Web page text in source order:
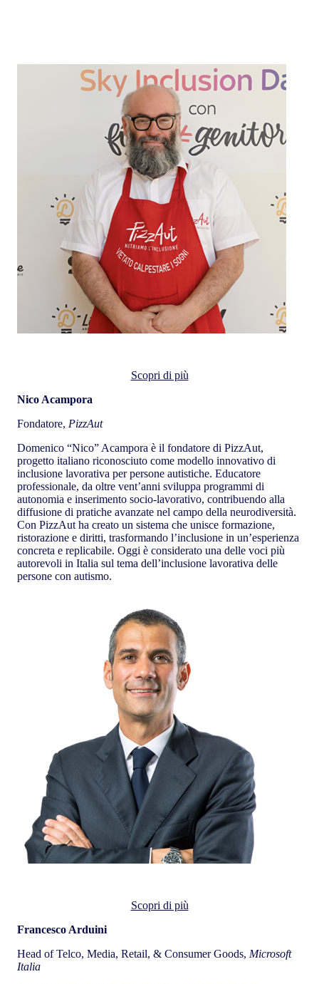
Scopri di più
Nico Acampora
Fondatore, PizzAut
Domenico “Nico” Acampora è il fondatore di PizzAut,
progetto italiano riconosciuto come modello innovativo di
inclusione lavorativa per persone autistiche. Educatore
professionale, da oltre vent’anni sviluppa programmi di
autonomia e inserimento socio‑lavorativo, contribuendo alla
diffusione di pratiche avanzate nel campo della neurodiversità.
Con PizzAut ha creato un sistema che unisce formazione,
ristorazione e diritti, trasformando l’inclusione in un’esperienza
concreta e replicabile. Oggi è considerato una delle voci più
autorevoli in Italia sul tema dell’inclusione lavorativa delle
persone con autismo.
Scopri di più
Francesco Arduini
Head of Telco, Media, Retail, & Consumer Goods, Microsoft
Italia